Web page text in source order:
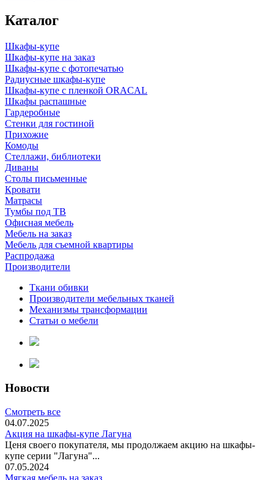
Каталог
Шкафы-купе
Шкафы-купе на заказ
Шкафы-купе с фотопечатью
Радиусные шкафы-купе
Шкафы-купе с пленкой ORACAL
Шкафы распашные
Гардеробные
Стенки для гостиной
Прихожие
Комоды
Стеллажи, библиотеки
Диваны
Столы письменные
Кровати
Матрасы
Тумбы под ТВ
Офисная мебель
Мебель на заказ
Мебель для съемной квартиры
Распродажа
Производители
Ткани обивки
Производители мебельных тканей
Механизмы трансформации
Статьи о мебели
Новости
Смотреть все
04.07.2025
Акция на шкафы-купе Лагуна
Ценя своего покупателя, мы продолжаем акцию на шкафы-
купе серии "Лагуна"...
07.05.2024
Мягкая мебель на заказ